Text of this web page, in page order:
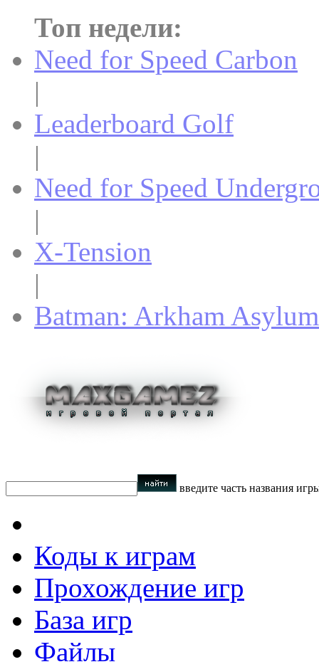
Топ недели:
Need for Speed Carbon
|
Leaderboard Golf
|
Need for Speed
|
X-Tension
|
Batman: Arkham Asylum
введите часть названия
Коды к играм
Прохождение игр
База игр
Файлы